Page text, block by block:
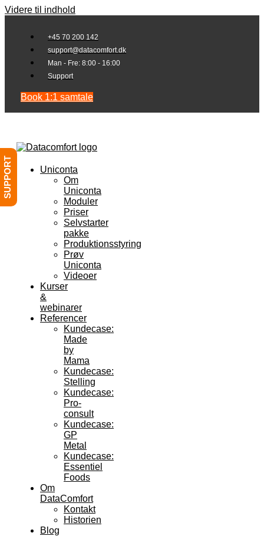
Videre til indhold
+45 70 200 142
support@datacomfort.dk
Man - Fre: 8:00 - 16:00
Support
Book 1:1 samtale
Uniconta
Om
Uniconta
Moduler
Priser
Selvstarter
pakke
Produktionsstyring
Prøv
Uniconta
Videoer
Kurser
&
webinarer
Referencer
Kundecase:
Made
by
Mama
Kundecase:
Stelling
Kundecase:
Pro-
consult
Kundecase:
GP
Metal
Kundecase:
Essentiel
Foods
Om
DataComfort
Kontakt
Historien
Blog
SUPPORT